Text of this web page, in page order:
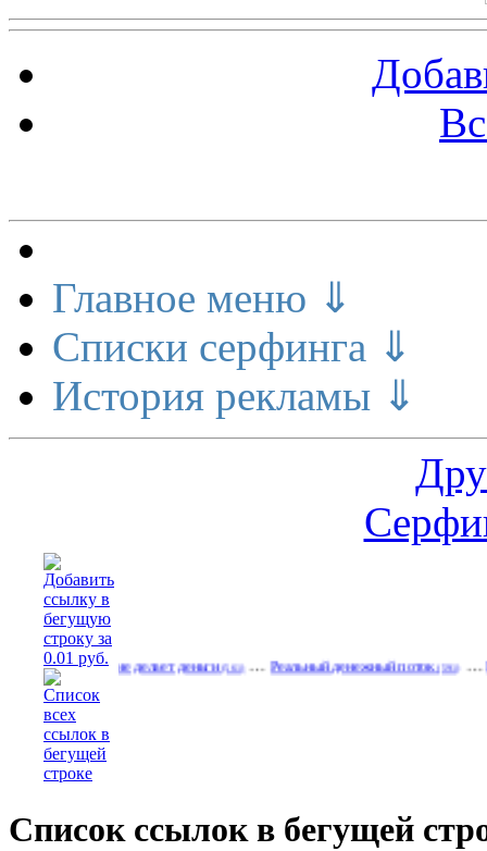
Главное меню ⇓
Списки серфинга ⇓
История рекламы ⇓
делает деньги(561)…Реальный денежный поток(591)…
Список ссылок в бегущей